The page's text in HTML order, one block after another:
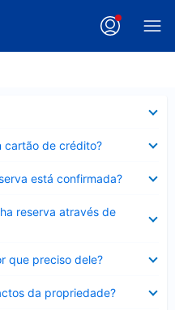
cartão de crédito?
está confirmada?
reserva através de
que preciso dele?
da propriedade?